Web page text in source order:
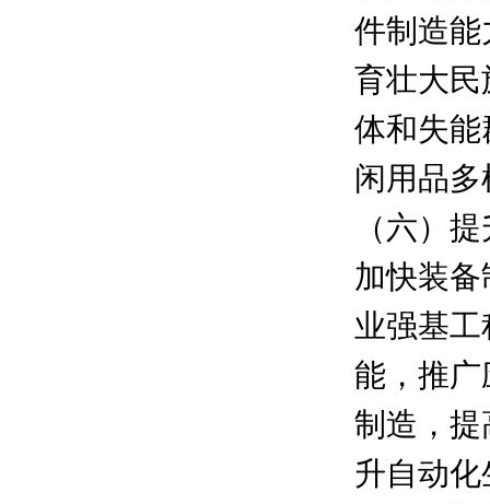
件制造
育壮大民
体和失
闲用品
（六）
加快装
业强基
能，推
制造，
升自动